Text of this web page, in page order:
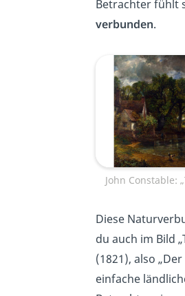
Betrachter fühlt
verbunden.
John Constable:
Diese
du auch im Bild
(1821), also
einfache